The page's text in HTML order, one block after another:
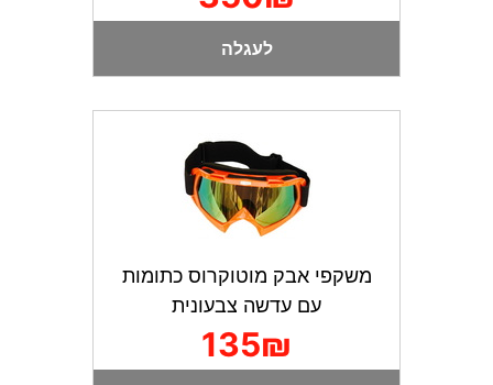
לעגלה
משקפי אבק מוטוקרוס כתומות
עם עדשה צבעונית
135₪